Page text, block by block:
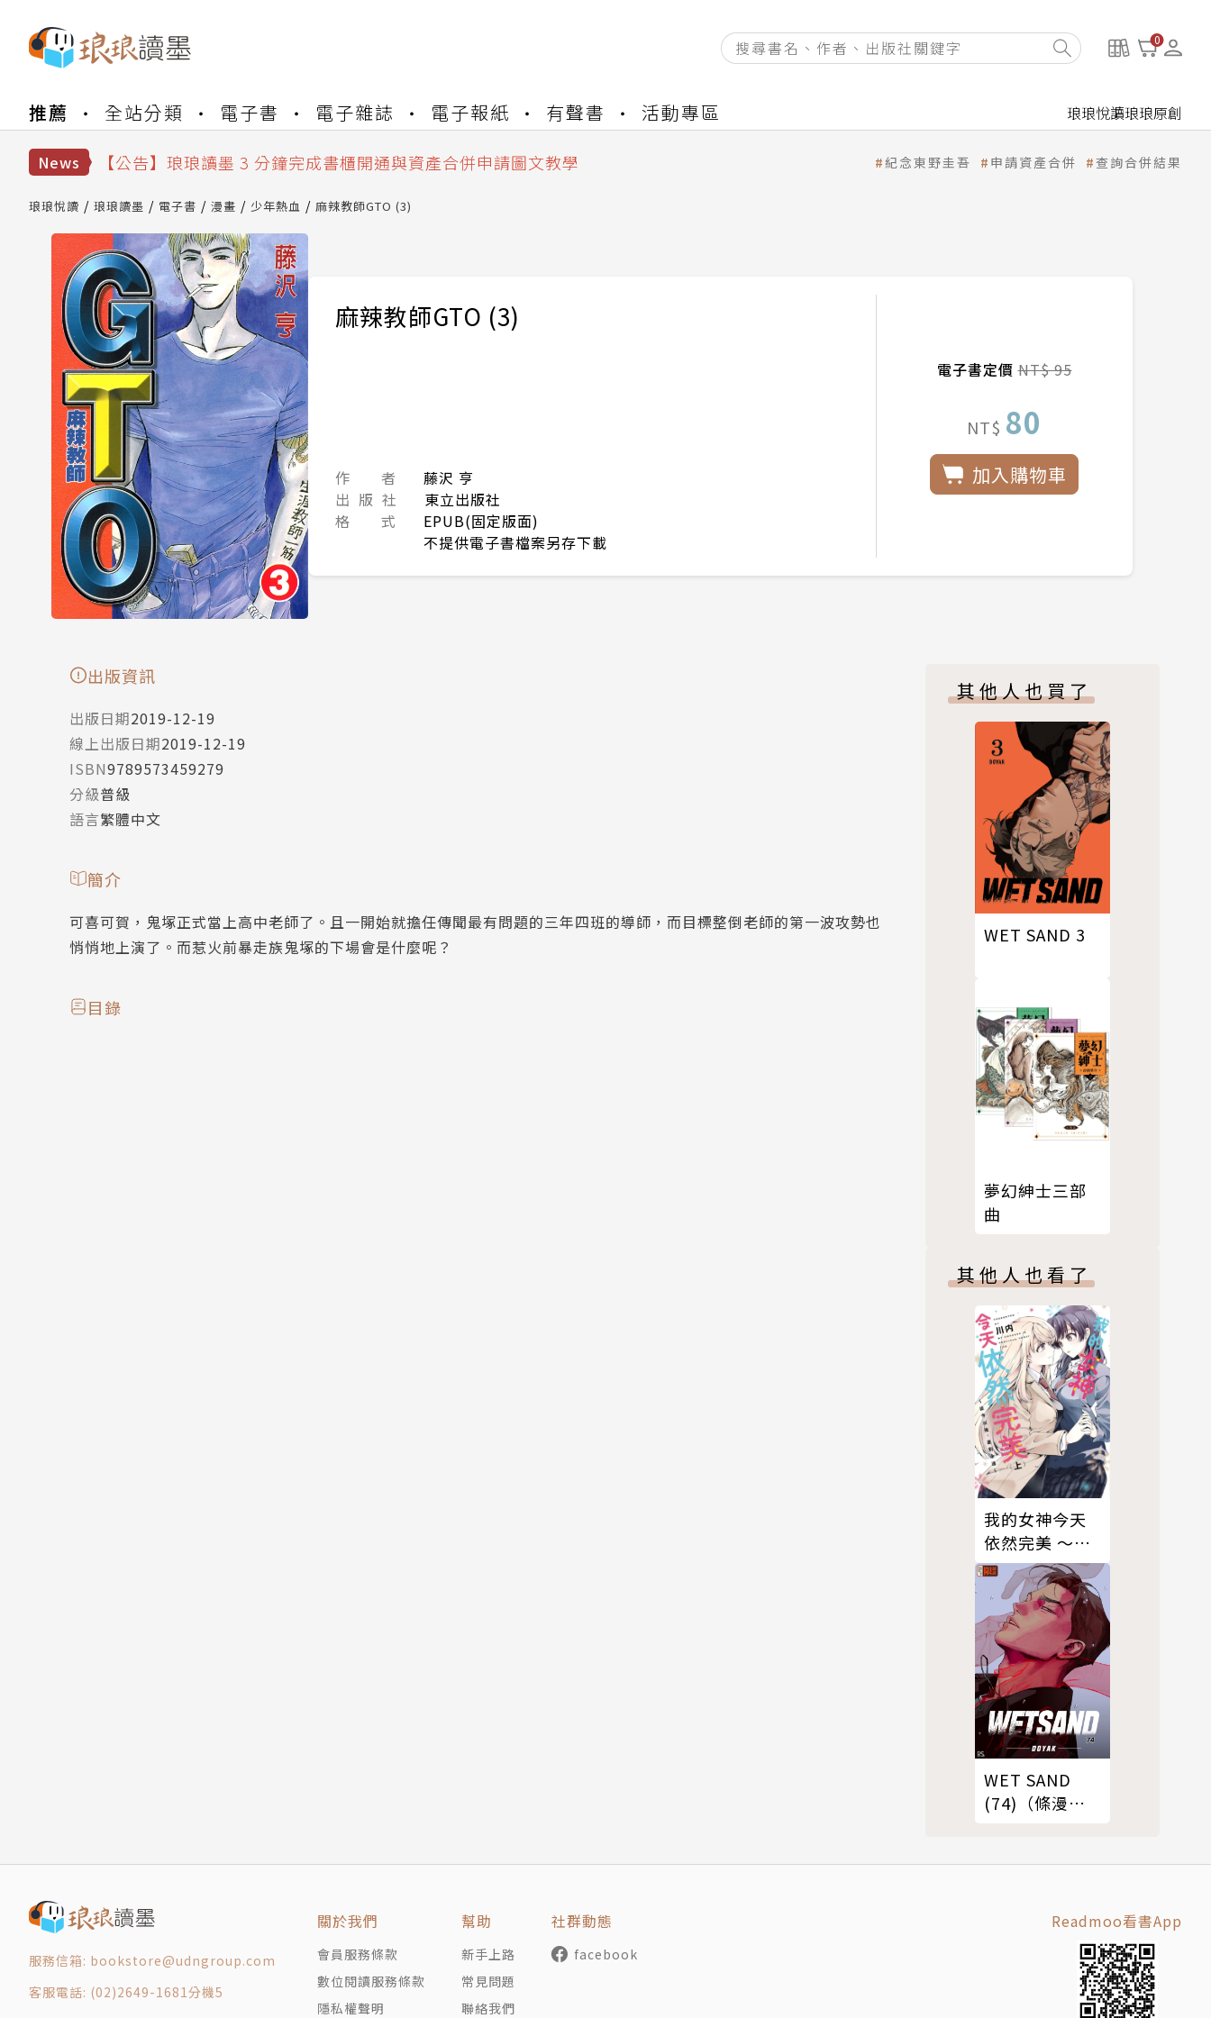
0
推薦 全站分類 電子書 電子雜誌 電子報紙 有聲書 活動專區 琅琅悅讀琅琅原創
News
【公告】琅琅讀墨數位閱讀資產合併與書櫃開通申請
【公告】琅琅讀墨 3 分鐘完成書櫃開通與資產合併申請圖文教學
【公告】琅琅讀墨數位閱讀資產合併與書櫃開通申請
紀念東野圭吾 申請資產合併 查詢合併結果
琅琅悅讀 琅琅讀墨 電子書 漫畫 少年熱血 麻辣教師GTO (3)
麻辣教師GTO (3)
作 者
藤沢 亨
出 版 社
東立出版社
格 式
EPUB(固定版面)
不提供電子書檔案另存下載
電子書定價NT$ 95
NT$ 80
加入購物車
出版資訊
出版日期2019-12-19
線上出版日期2019-12-19
ISBN9789573459279
分級普級
語言繁體中文
簡介
可喜可賀，鬼塚正式當上高中老師了。且一開始就擔任傳聞最有問題的三年四班的導師，而目標整倒老師的第一波攻勢也
悄悄地上演了。而惹火前暴走族鬼塚的下場會是什麼呢？
目錄
其他人也買了
WET SAND 3
夢幻紳士三部
曲
其他人也看了
我的女神今天
依然完美 ～從
今以後，直到
永遠～（上）
WET SAND
(74)（條漫
服務信箱: bookstore@udngroup.com
客服電話: (02)2649-1681分機5
關於我們
會員服務條款
數位閱讀服務條款
隱私權聲明
幫助
新手上路
常見問題
聯絡我們
社群動態
facebook
Readmoo看書App